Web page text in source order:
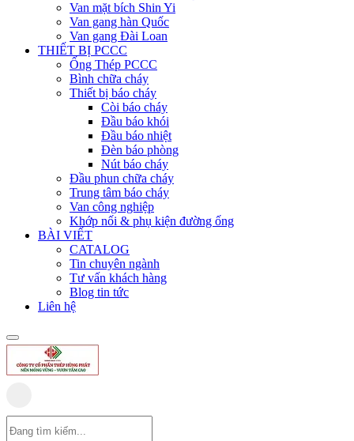
Van mặt bích Shin Yi
Van gang hàn Quốc
Van gang Đài Loan
THIẾT BỊ PCCC
Ống Thép PCCC
Bình chữa cháy
Thiết bị báo cháy
Còi báo cháy
Đầu báo khói
Đầu báo nhiệt
Đèn báo phòng
Nút báo cháy
Đầu phun chữa cháy
Trung tâm báo cháy
Van công nghiệp
Khớp nối & phụ kiện đường ống
BÀI VIẾT
CATALOG
Tin chuyên ngành
Tư vấn khách hàng
Blog tin tức
Liên hệ